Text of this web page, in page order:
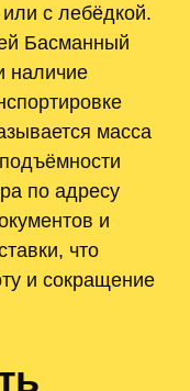
с лебёдкой.
Басманный
наличие
масса
по адресу
и
что
и сокращение